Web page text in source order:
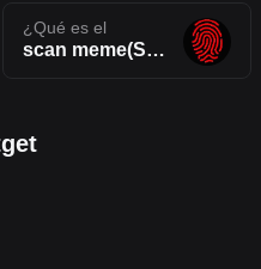
¿Qué es el
scan meme(SCAN)